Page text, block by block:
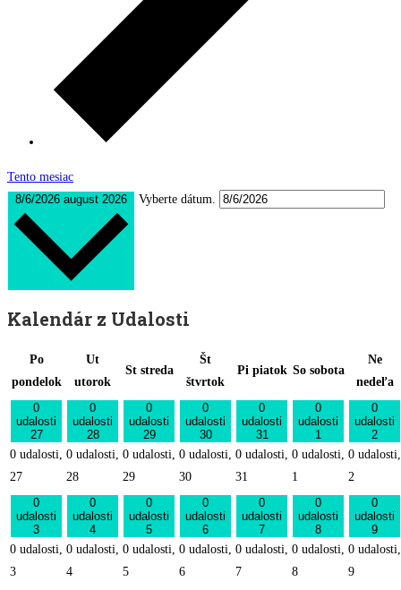
Tento mesiac
8/6/2026 august 2026 Vyberte dátum.
Kalendár z Udalosti
Po
pondelok
Ut
utorok
St streda
Št
štvrtok
Pi piatok So sobota
Ne
nedeľa
0
udalosti
27
0 udalosti,
27
0
udalosti
28
0 udalosti,
28
0
udalosti
29
0 udalosti,
29
0
udalosti
30
0 udalosti,
30
0
udalosti
31
0 udalosti,
31
0
udalosti
1
0 udalosti,
1
0
udalosti
2
0 udalosti,
2
0
udalosti
3
0 udalosti,
3
0
udalosti
4
0 udalosti,
4
0
udalosti
5
0 udalosti,
5
0
udalosti
6
0 udalosti,
6
0
udalosti
7
0 udalosti,
7
0
udalosti
8
0 udalosti,
8
0
udalosti
9
0 udalosti,
9